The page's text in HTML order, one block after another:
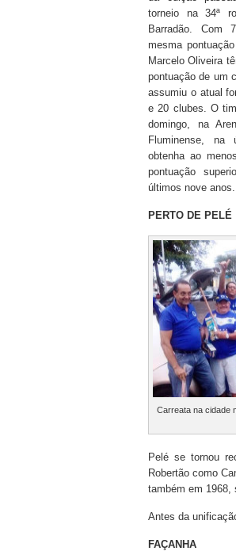
torneio na 34ª
Barradão. Com
mesma
Marcelo Oliveira
pontuação de um
assumiu o atual
e 20 clubes. O
domingo, na
Fluminense, na
obtenha ao
pontuação
últimos nove anos.
PERTO DE PELÉ
Carreata na cidade
Pelé se tornou
Robertão como
também em 1968,
Antes da
FAÇANHA